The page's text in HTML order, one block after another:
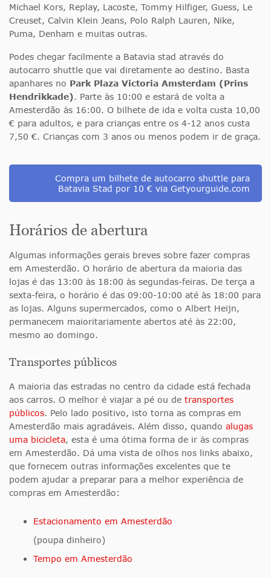
Michael Kors, Replay, Lacoste, Tommy Hilfiger, Guess, Le
Creuset, Calvin Klein Jeans, Polo Ralph Lauren, Nike,
Puma, Denham e muitas outras.
Podes chegar facilmente a Batavia stad através do
autocarro shuttle que vai diretamente ao destino. Basta
apanhares no Park Plaza Victoria Amsterdam (Prins
Hendrikkade). Parte às 10:00 e estará de volta a
Amesterdão às 16:00. O bilhete de ida e volta custa 10,00
€ para adultos, e para crianças entre os 4-12 anos custa
7,50 €. Crianças com 3 anos ou menos podem ir de graça.
Compra um bilhete de autocarro shuttle para
Batavia Stad por 10 € via Getyourguide.com
Horários de abertura
Algumas informações gerais breves sobre fazer compras
em Amesterdão. O horário de abertura da maioria das
lojas é das 13:00 às 18:00 às segundas-feiras. De terça a
sexta-feira, o horário é das 09:00-10:00 até às 18:00 para
as lojas. Alguns supermercados, como o Albert Heijn,
permanecem maioritariamente abertos até às 22:00,
mesmo ao domingo.
Transportes públicos
A maioria das estradas no centro da cidade está fechada
aos carros. O melhor é viajar a pé ou de transportes
públicos. Pelo lado positivo, isto torna as compras em
Amesterdão mais agradáveis. Além disso, quando alugas
uma bicicleta, esta é uma ótima forma de ir às compras
em Amesterdão. Dá uma vista de olhos nos links abaixo,
que fornecem outras informações excelentes que te
podem ajudar a preparar para a melhor experiência de
compras em Amesterdão:
Estacionamento em Amesterdão
(poupa dinheiro)
Tempo em Amesterdão